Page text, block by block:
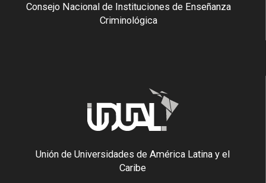
Consejo Nacional de Instituciones de Enseñanza
Criminológica
Unión de Universidades de América Latina y el
Caribe